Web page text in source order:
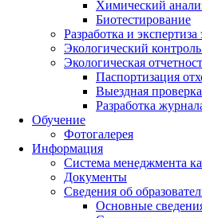
Химический
Биотестирование
Разработка и
Экологический
Экологическая
Паспортизация
Выездная проверка
Разработка
Обучение
Фотогалерея
Информация
Система менеджмента
Документы
Сведения об
Основные